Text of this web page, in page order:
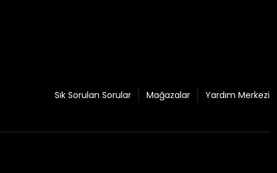
Sık Sorulan Sorular Mağazalar Yardım Merkezi